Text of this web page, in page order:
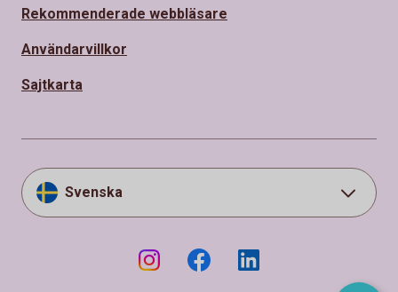
Rekommenderade webbläsare
Användarvillkor
Sajtkarta
Svenska